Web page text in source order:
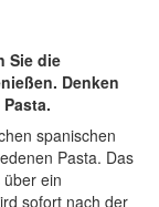
Sie die
Denken
spanischen
Pasta. Das
ein
sofort nach der